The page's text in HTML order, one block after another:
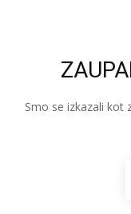
Smo se izkazali kot